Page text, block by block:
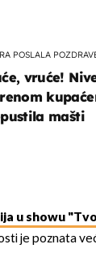
POSLALA
vruće!
mašti
u showu
je poznata